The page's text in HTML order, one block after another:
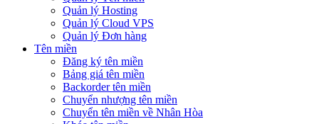
Quản lý Hosting
Quản lý Cloud VPS
Quản lý Đơn hàng
Tên miền
Đăng ký tên miền
Bảng giá tên miền
Backorder tên miền
Chuyển nhượng tên miền
Chuyển tên miền về Nhân Hòa